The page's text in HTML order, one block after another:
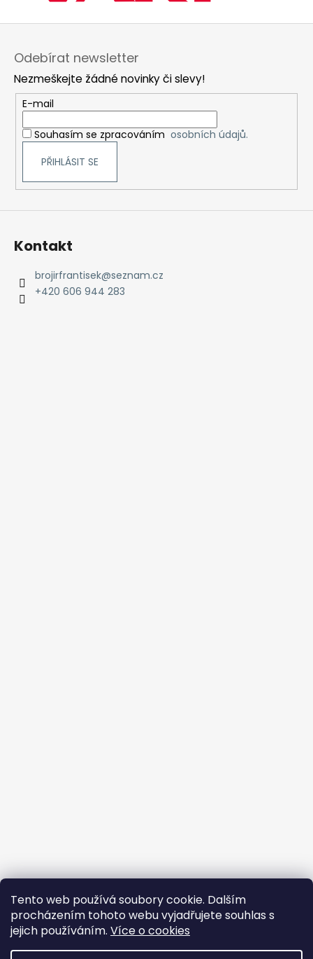
Tento web používá soubory cookie. Dalším
procházením tohoto webu vyjadřujete souhlas s
jejich používáním. Více o cookies
Z
Odebírat newsletter
Nezmeškejte žádné novinky či slevy!
E-mail
Souhasím se zpracováním osobních údajů.
PŘIHLÁSIT SE
Kontakt
brojirfrantisek@seznam.cz
+420 606 944 283
Vytvořil Shoptet